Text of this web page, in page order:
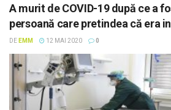
A murit de COVID-19 după ce a
persoană care pretindea că era
DE EMM 12 MAI 2020 0